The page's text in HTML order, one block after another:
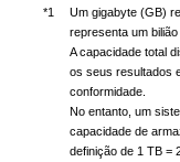
*1
Um gigabyte (GB)
representa um bilião
A capacidade total
os seus resultados
conformidade.
No entanto, um
capacidade de
definição de 1 TB =